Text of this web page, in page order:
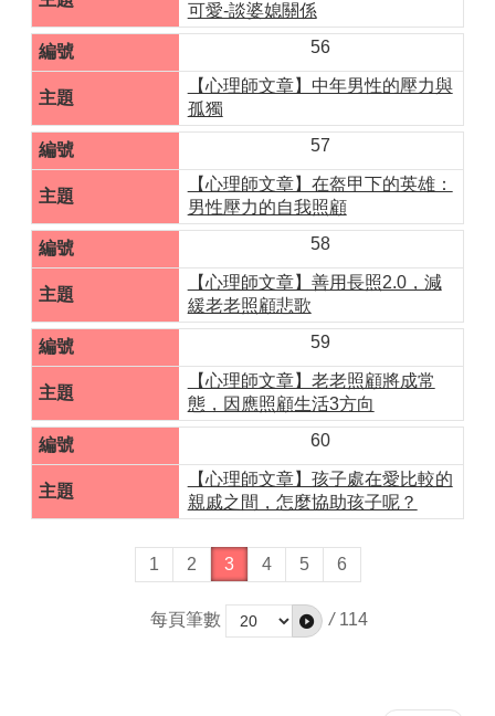
可愛-談婆媳關係
56
【心理師文章】中年男性的壓力與
孤獨
57
【心理師文章】在盔甲下的英雄：
男性壓力的自我照顧
58
【心理師文章】善用長照2.0，減
緩老老照顧悲歌
59
【心理師文章】老老照顧將成常
態，因應照顧生活3方向
60
【心理師文章】孩子處在愛比較的
親戚之間，怎麼協助孩子呢？
1 2 3 4 5 6
每頁筆數 / 114